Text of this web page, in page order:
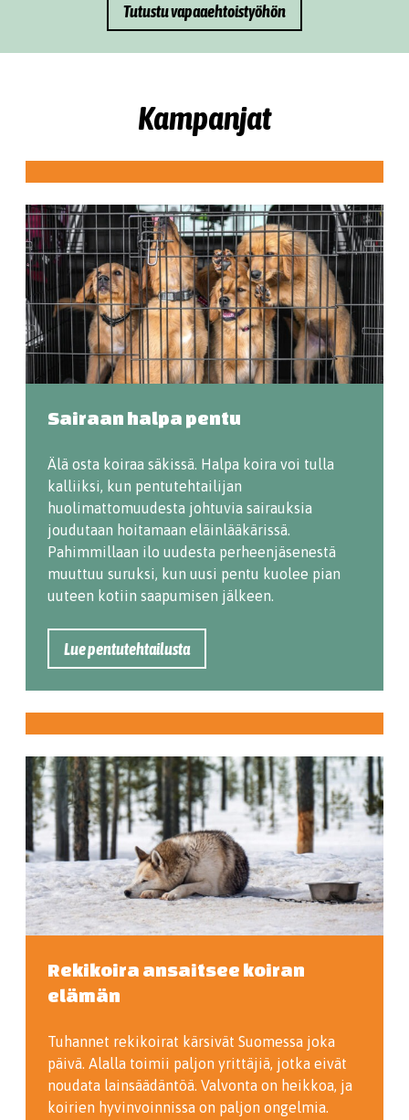
Tutustu vapaaehtoistyöhön
Kampanjat
Sairaan halpa pentu
Älä osta koiraa säkissä. Halpa koira voi tulla
kalliiksi, kun pentutehtailijan
huolimattomuudesta johtuvia sairauksia
joudutaan hoitamaan eläinlääkärissä.
Pahimmillaan ilo uudesta perheenjäsenestä
muuttuu suruksi, kun uusi pentu kuolee pian
uuteen kotiin saapumisen jälkeen.
Lue pentutehtailusta
Rekikoira ansaitsee koiran
elämän
Tuhannet rekikoirat kärsivät Suomessa joka
päivä. Alalla toimii paljon yrittäjiä, jotka eivät
noudata lainsäädäntöä. Valvonta on heikkoa, ja
koirien hyvinvoinnissa on paljon ongelmia.